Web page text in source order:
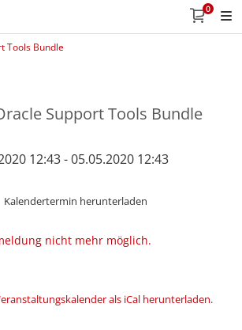
0
Tools Bundle
Support Tools Bundle
12:43 - 05.05.2020 12:43
Kalendertermin herunterladen
nicht mehr möglich.
als iCal herunterladen.